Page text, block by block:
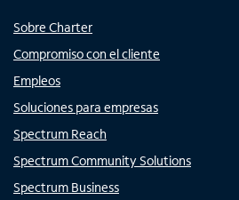
Sobre Charter
Compromiso con el cliente
Empleos
Soluciones para empresas
Spectrum Reach
Spectrum Community Solutions
Spectrum Business